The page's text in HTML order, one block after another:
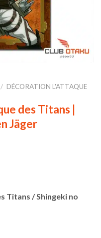
/ DÉCORATION L'ATTAQUE
des Titans |
Jäger
Titans / Shingeki no